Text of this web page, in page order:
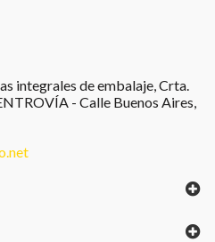
integrales de embalaje, Crta.
- Calle Buenos Aires,